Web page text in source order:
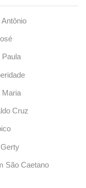
Paula
Maria
Cruz
São Caetano